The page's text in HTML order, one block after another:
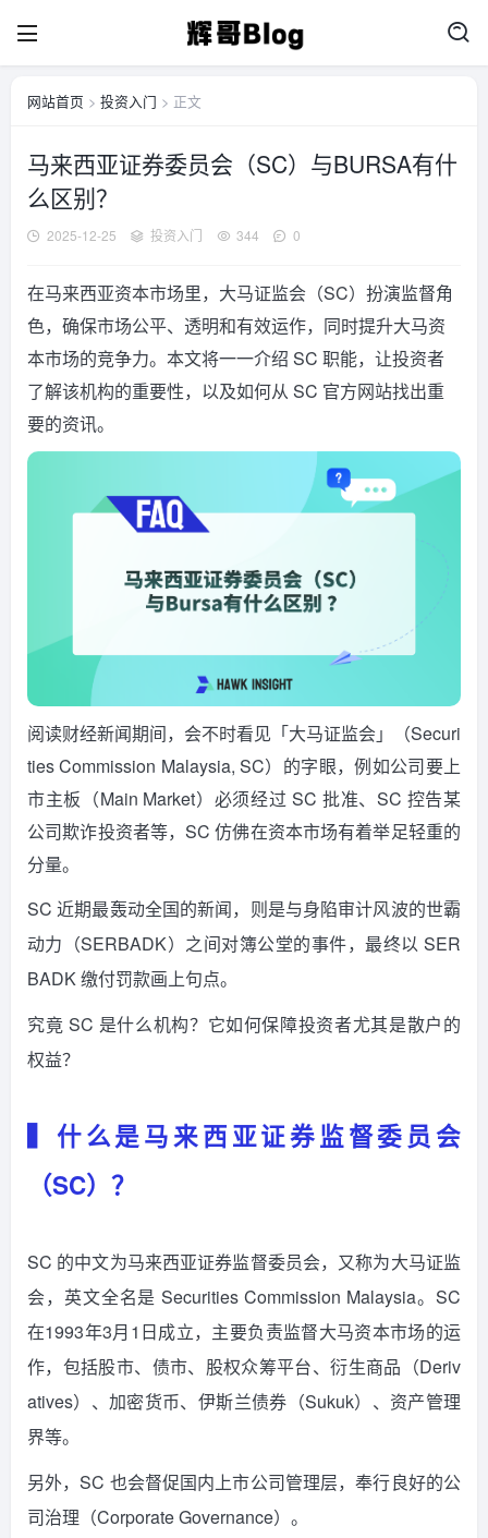
网站首页 > 投资入门 > 正文
马来西亚证券委员会（SC）与BURSA有什
么区别？
2025-12-25 投资入门 344 0
在马来西亚资本市场里，大马证监会（SC）扮演监督角
色，确保市场公平、透明和有效运作，同时提升大马资
本市场的竞争力。本文将一一介绍 SC 职能，让投资者
了解该机构的重要性，以及如何从 SC 官方网站找出重
要的资讯。
阅读财经新闻期间，会不时看见「大马证监会」（Securi
ties Commission Malaysia, SC）的字眼，例如公司要上
市主板（Main Market）必须经过 SC 批准、SC 控告某
公司欺诈投资者等，SC 仿佛在资本市场有着举足轻重的
分量。
SC 近期最轰动全国的新闻，则是与身陷审计风波的世霸
动力（SERBADK）之间对簿公堂的事件，最终以 SER
BADK 缴付罚款画上句点。
究竟 SC 是什么机构？它如何保障投资者尤其是散户的
权益？
▍什么是马来西亚证券监督委员会
（SC）？
SC 的中文为马来西亚证券监督委员会，又称为大马证监
会，英文全名是 Securities Commission Malaysia。SC
在1993年3月1日成立，主要负责监督大马资本市场的运
作，包括股市、债市、股权众筹平台、衍生商品（Deriv
atives）、加密货币、伊斯兰债券（Sukuk）、资产管理
界等。
另外，SC 也会督促国内上市公司管理层，奉行良好的公
司治理（Corporate Governance）。